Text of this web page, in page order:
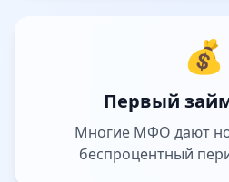
💰
Первый
Многие МФО дают
беспроцентный